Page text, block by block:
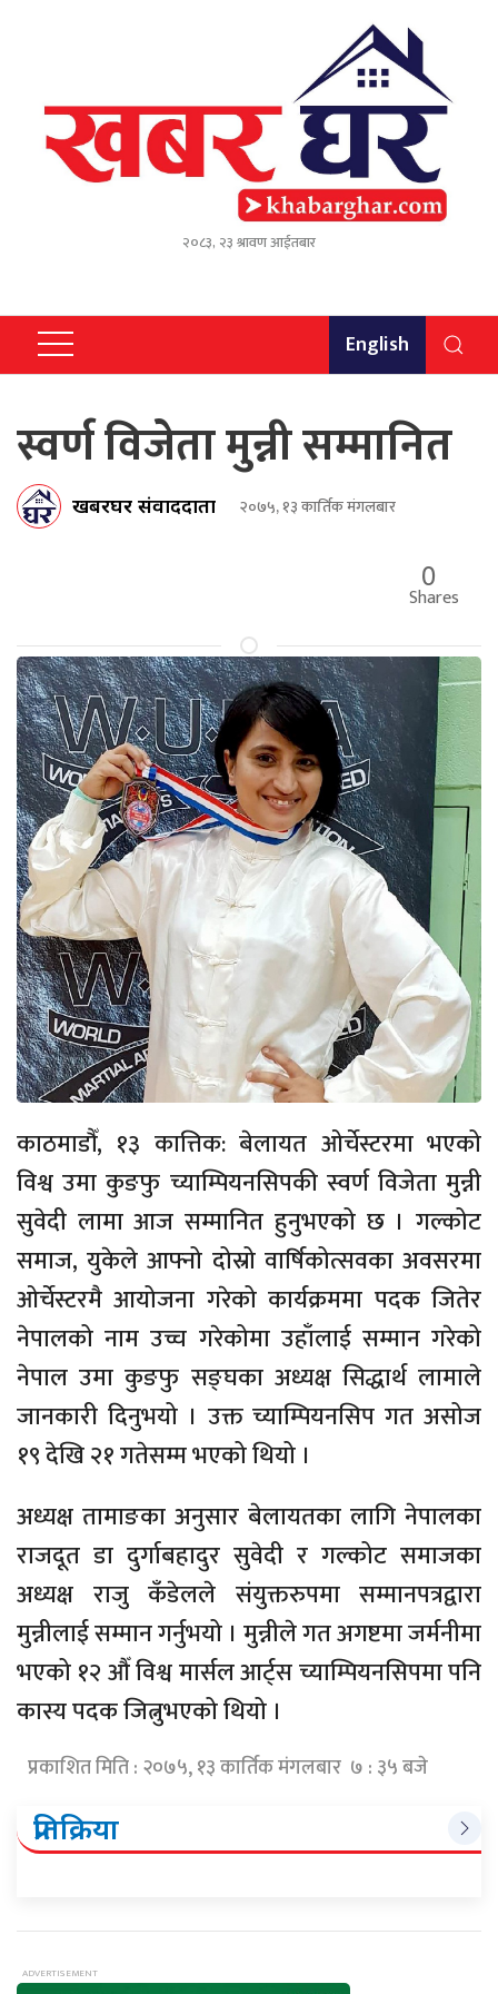
२०८३, २३ श्रावण आईतबार
English
स्वर्ण विजेता मुन्नी सम्मानित
खबरघर संवाददाता २०७५, १३ कार्तिक मंगलबार
0
Shares
काठमाडौँ, १३ कात्तिक: बेलायत ओर्चेस्टरमा भएको
विश्व उमा कुङफु च्याम्पियनसिपकी स्वर्ण विजेता मुन्नी
सुवेदी लामा आज सम्मानित हुनुभएको छ । गल्कोट
समाज, युकेले आफ्नो दोस्रो वार्षिकोत्सवका अवसरमा
ओर्चेस्टरमै आयोजना गरेको कार्यक्रममा पदक जितेर
नेपालको नाम उच्च गरेकोमा उहाँलाई सम्मान गरेको
नेपाल उमा कुङफु सङ्घका अध्यक्ष सिद्धार्थ लामाले
जानकारी दिनुभयो । उक्त च्याम्पियनसिप गत असोज
१९ देखि २१ गतेसम्म भएको थियो ।
अध्यक्ष तामाङका अनुसार बेलायतका लागि नेपालका
राजदूत डा दुर्गाबहादुर सुवेदी र गल्कोट समाजका
अध्यक्ष राजु कँडेलले संयुक्तरुपमा सम्मानपत्रद्वारा
मुन्नीलाई सम्मान गर्नुभयो । मुन्नीले गत अगष्टमा जर्मनीमा
भएको १२ औँ विश्व मार्सल आर्ट्स च्याम्पियनसिपमा पनि
कास्य पदक जित्नुभएको थियो ।
प्रकाशित मिति : २०७५, १३ कार्तिक मंगलबार ७ : ३५ बजे
प्रतिक्रिया